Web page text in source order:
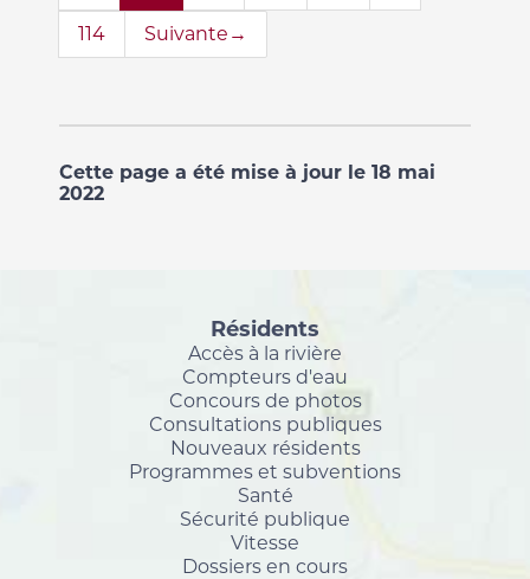
114 Suivante→
Cette page a été mise à jour le 18 mai
2022
Résidents
Accès à la rivière
Compteurs d'eau
Concours de photos
Consultations publiques
Nouveaux résidents
Programmes et subventions
Santé
Sécurité publique
Vitesse
Dossiers en cours